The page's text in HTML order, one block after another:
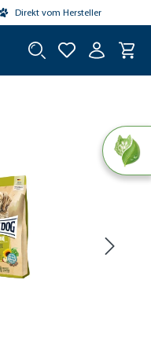
Direkt vom Hersteller